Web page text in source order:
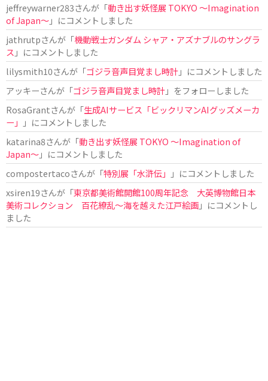
jeffreywarner283さんが「動き出す妖怪展 TOKYO 〜Imagination
of Japan〜」にコメントしました
jathrutpさんが「機動戦士ガンダム シャア・アズナブルのサングラ
ス 」にコメントしました
lilysmith10さんが「ゴジラ音声目覚まし時計」にコメントしました
アッキーさんが「ゴジラ音声目覚まし時計」をフォローしました
RosaGrantさんが「生成AIサービス「ビックリマンAIグッズメーカ
ー」
」にコメントしました
katarina8さんが「動き出す妖怪展 TOKYO 〜Imagination of
Japan〜」にコメントしました
compostertacoさんが「特別展「水滸伝」
」にコメントしました
xsiren19さんが「東京都美術館開館100周年記念 大英博物館日本
美術コレクション 百花繚乱～海を越えた江戸絵画」にコメントし
ました